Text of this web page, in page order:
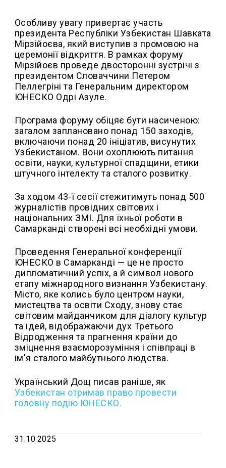
Особливу увагу привертає участь
президента Республіки Узбекистан Шавката
Мірзійоєва, який виступив з промовою на
церемонії відкриття. В рамках форуму
Мірзійоєв проведе двосторонні зустрічі з
президентом Словаччини Петером
Пеллегріні та Генеральним директором
ЮНЕСКО Одрі Азуле.
Програма форуму обіцяє бути насиченою:
загалом заплановано понад 150 заходів,
включаючи понад 20 ініціатив, висунутих
Узбекистаном. Вони охоплюють питання
освіти, науки, культурної спадщини, етики
штучного інтелекту та сталого розвитку.
За ходом 43-ї сесії стежитимуть понад 500
журналістів провідних світових і
національних ЗМІ. Для їхньої роботи в
Самарканді створені всі необхідні умови.
Проведення Генеральної конференції
ЮНЕСКО в Самарканді — це не просто
дипломатичний успіх, а й символ нового
етапу міжнародного визнання Узбекистану.
Місто, яке колись було центром науки,
мистецтва та освіти Сходу, знову стає
світовим майданчиком для діалогу культур
та ідей, відображаючи дух Третього
Відродження та прагнення країни до
зміцнення взаєморозуміння і співпраці в
ім'я сталого майбутнього людства.
Український Дощ писав раніше, як
Узбекистан отримав право провести
головну подію ЮНЕСКО.
31.10.2025